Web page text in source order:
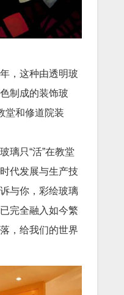
，这种由透明玻
制成的装饰玻
堂和修道院装
璃只“活”在教堂
代发展与生产技
与你，彩绘玻璃
完全融入如今繁
，给我们的世界